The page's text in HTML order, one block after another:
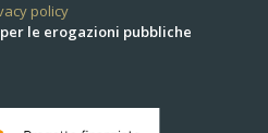
policy
le erogazioni pubbliche